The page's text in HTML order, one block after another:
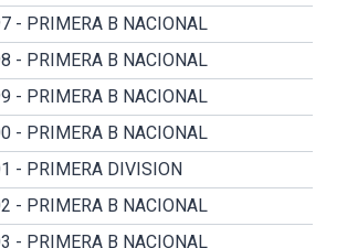
- PRIMERA B NACIONAL
- PRIMERA B NACIONAL
- PRIMERA B NACIONAL
- PRIMERA B NACIONAL
- PRIMERA DIVISION
- PRIMERA B NACIONAL
- PRIMERA B NACIONAL